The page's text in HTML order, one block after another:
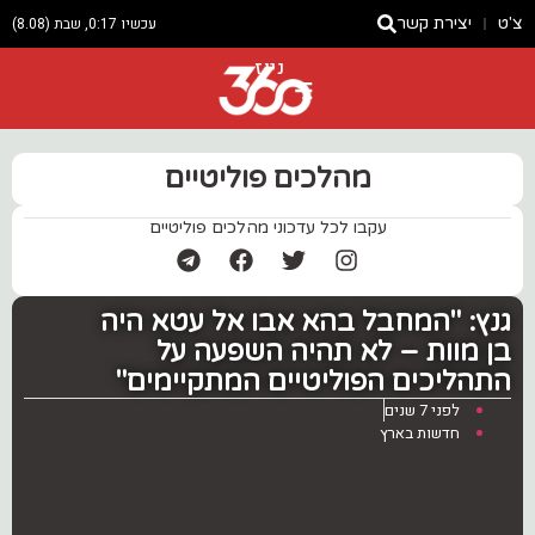
צ'ט יצירת קשר עכשיו 0:17, שבת (8.08)
ניוז
מהלכים פוליטיים
עקבו לכל עדכוני מהלכים פוליטיים
‏גנץ: "המחבל בהא אבו אל עטא היה
בן מוות – לא תהיה השפעה על
התהליכים הפוליטיים המתקיימים"
לפני 7 שנים
חדשות בארץ